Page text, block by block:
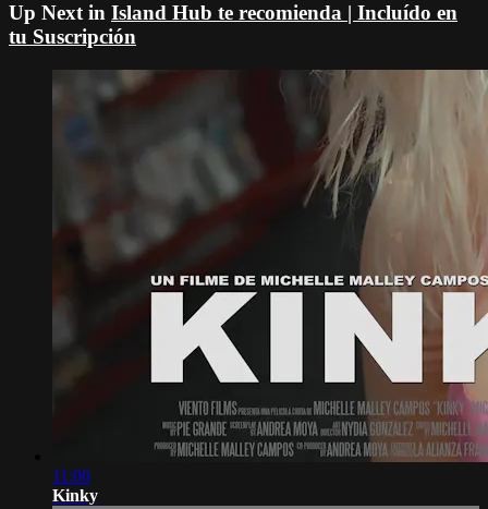
Up Next in Island Hub te recomienda | Incluído en
tu Suscripción
11:00
Kinky